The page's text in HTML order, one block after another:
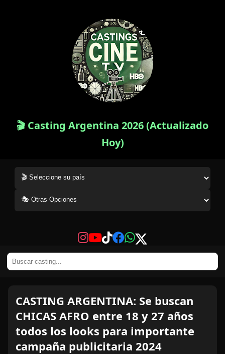
🎬 Casting Argentina 2026 (Actualizado
Hoy)
CASTING ARGENTINA: Se buscan
CHICAS AFRO entre 18 y 27 años
todos los looks para importante
campaña publicitaria 2024